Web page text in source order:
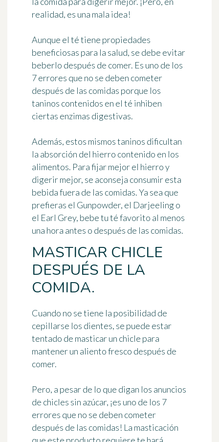
realidad, es una mala idea!
Aunque el té tiene propiedades
beneficiosas para la salud, se debe evitar
beberlo después de comer. Es uno de los
7 errores que no se deben cometer
después de las comidas porque los
taninos contenidos en el té inhiben
ciertas enzimas digestivas.
Además, estos mismos taninos dificultan
la absorción del hierro contenido en los
alimentos. Para fijar mejor el hierro y
digerir mejor, se aconseja consumir esta
bebida fuera de las comidas. Ya sea que
prefieras el Gunpowder, el Darjeeling o
el Earl Grey, bebe tu té favorito al menos
una hora antes o después de las comidas.
MASTICAR CHICLE
DESPUÉS DE LA
COMIDA.
Cuando no se tiene la posibilidad de
cepillarse los dientes, se puede estar
tentado de masticar un chicle para
mantener un aliento fresco después de
comer.
Pero, a pesar de lo que digan los anuncios
de chicles sin azúcar, ¡es uno de los 7
errores que no se deben cometer
después de las comidas! La masticación